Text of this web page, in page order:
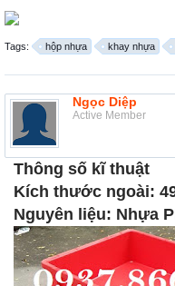
Tags: hộp nhựa khay nhựa
Ngọc Diệp
Active Member
Thông số kĩ thuật
Kích thước ngoài:
Nguyên liệu: Nhựa